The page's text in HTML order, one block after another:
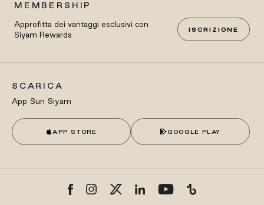
MEMBERSHIP
Approfitta dei vantaggi esclusivi con
Siyam Rewards
ISCRIZIONE
SCARICA
App Sun Siyam
APP STORE GOOGLE PLAY